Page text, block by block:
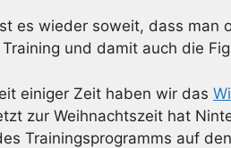
es wieder soweit, dass man
und damit auch die
einiger Zeit haben wir das
zur Weihnachtszeit hat
Trainingsprogramms auf